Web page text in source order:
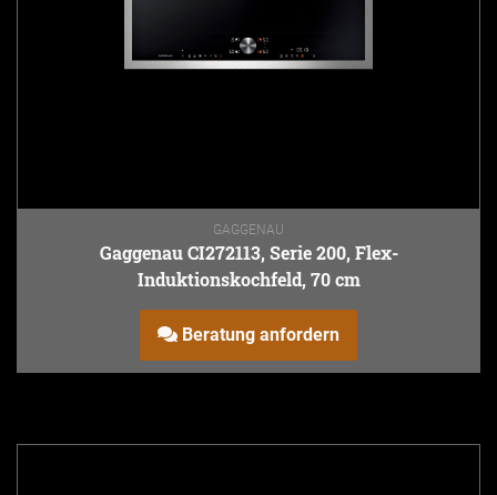
GAGGENAU
Gaggenau CI272113, Serie 200, Flex-
Induktionskochfeld, 70 cm
Beratung anfordern